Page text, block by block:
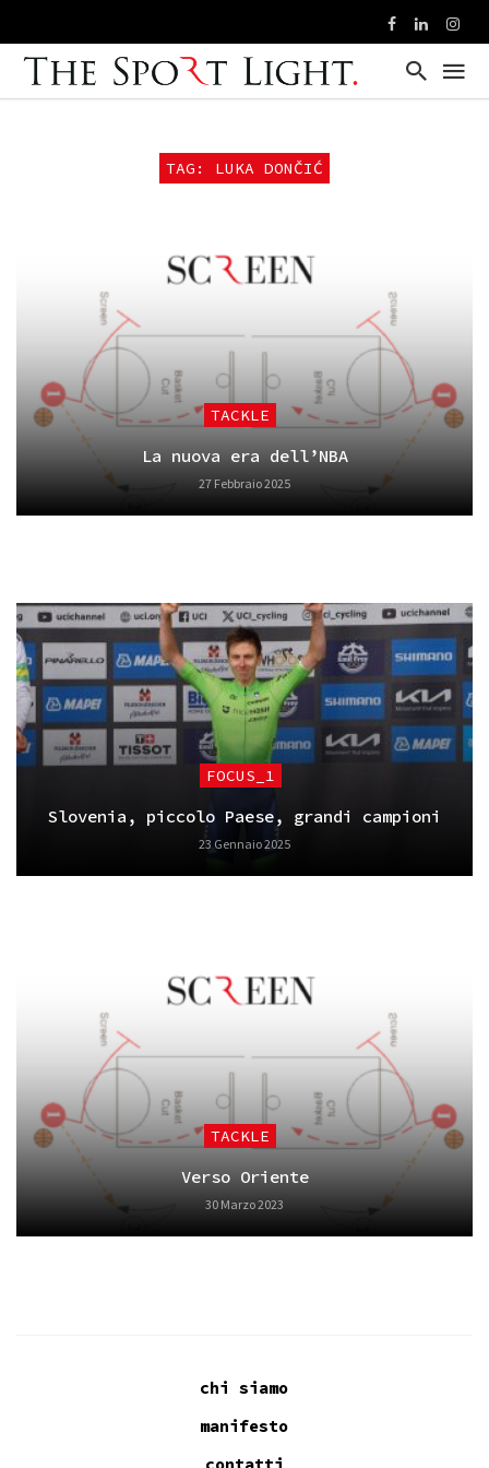
TAG: LUKA DONČIĆ
TACKLE
La nuova era dell’NBA
27 Febbraio 2025
FOCUS_1
Slovenia, piccolo Paese, grandi campioni
23 Gennaio 2025
TACKLE
Verso Oriente
30 Marzo 2023
chi siamo
manifesto